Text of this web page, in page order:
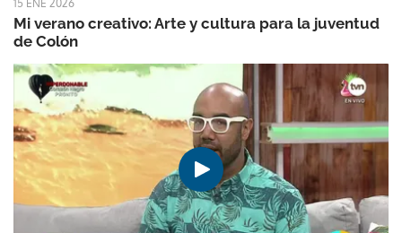
15 ENE 2026
Mi verano creativo: Arte y cultura para la juventud
de Colón